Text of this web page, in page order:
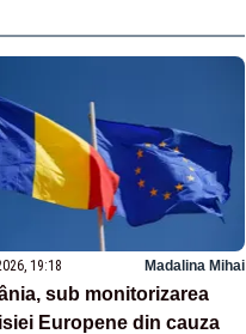
19:18 Madalina Mihai
sub monitorizarea
Europene din cauza